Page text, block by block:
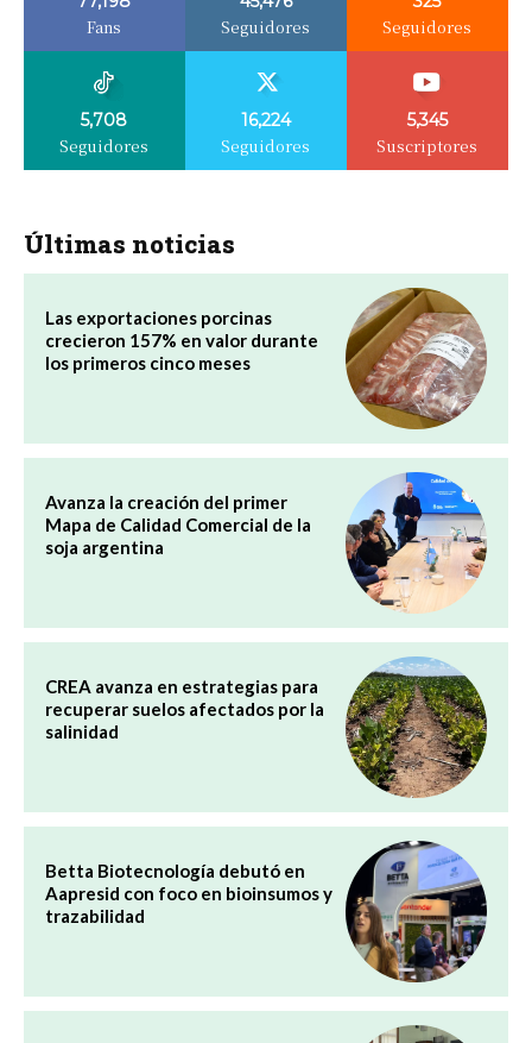
Fans Seguidores Seguidores
5,708
Seguidores
16,224
Seguidores
5,345
Suscriptores
Últimas noticias
Las exportaciones porcinas
crecieron 157% en valor durante
los primeros cinco meses
Avanza la creación del primer
Mapa de Calidad Comercial de la
soja argentina
CREA avanza en estrategias para
recuperar suelos afectados por la
salinidad
Betta Biotecnología debutó en
Aapresid con foco en bioinsumos y
trazabilidad